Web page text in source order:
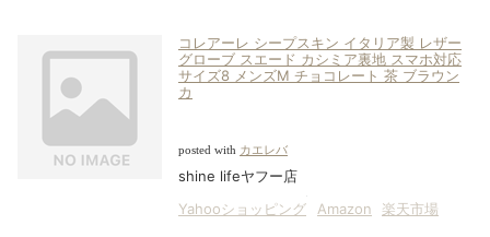
コレアーレ シープスキン イタリア製 レザー
グローブ スエード カシミア裏地 スマホ対応
サイズ8 メンズM チョコレート 茶 ブラウン
カ
posted with カエレバ
shine lifeヤフー店
Yahooショッピング
Amazon 楽天市場